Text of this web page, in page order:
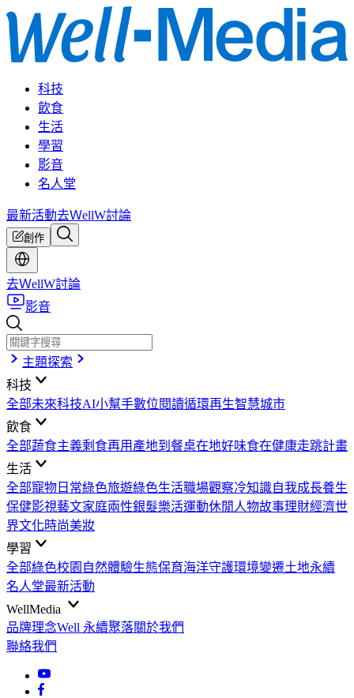
科技
飲食
生活
學習
影音
名人堂
最新活動去ＷellW討論
創作
去ＷellW討論
影音
主題探索
科技
全部未來科技AI小幫手數位閱讀循環再生智慧城市
飲食
全部蔬食主義剩食再用 產地到餐桌在地好味食在健康走跳計畫
生活
全部寵物日常綠色旅遊綠色生活職場觀察冷知識自我成長養生
保健影視藝文家庭兩性銀髮樂活運動休閒 人物故事理財經濟世
界文化時尚美妝
學習
全部綠色校園 自然體驗生態保育海洋守護環境變遷土地永續
名人堂最新活動
WellMedia
品牌理念Well 永續聚落關於我們
聯絡我們